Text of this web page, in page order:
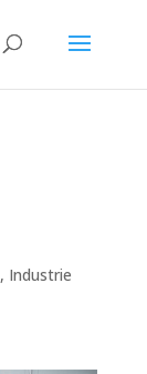
, Industrie